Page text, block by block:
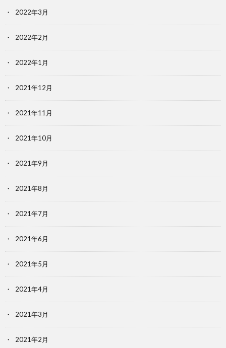
2022年3月
2022年2月
2022年1月
2021年12月
2021年11月
2021年10月
2021年9月
2021年8月
2021年7月
2021年6月
2021年5月
2021年4月
2021年3月
2021年2月